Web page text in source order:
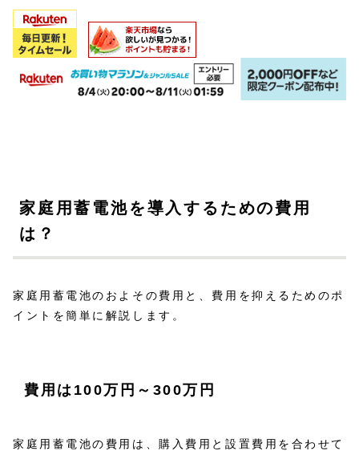
家庭用蓄電池を導入するための費用
は？
家庭用蓄電池のおよその費用と、費用を抑えるためのポ
イントを簡単に解説します。
費用は100万円～300万円
家庭用蓄電池の費用は、購入費用と設置費用を合わせて